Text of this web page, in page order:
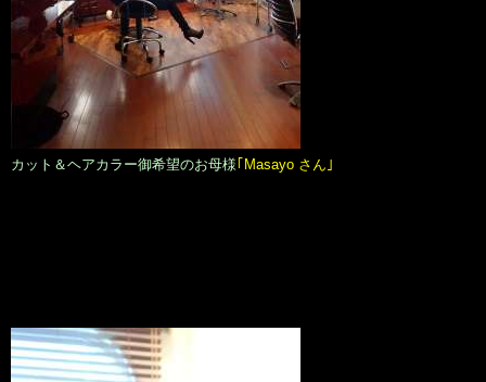
カット＆ヘアカラー御希望のお母様｢Masayo さん｣